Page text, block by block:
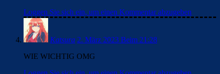
Loggen Sie sich ein, um einen Kommentar abzugeben
Katsura 2. März 2023 Beim 21:28
WIE WICHTIG OMG